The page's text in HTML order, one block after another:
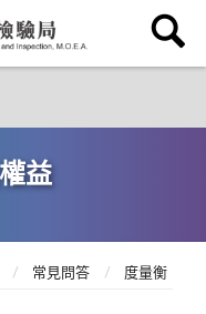
益
常見問答 度量衡